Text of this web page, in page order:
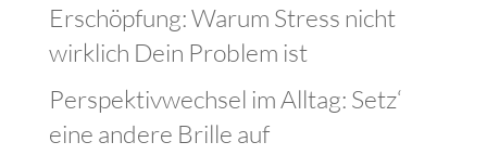
Erschöpfung: Warum Stress nicht
wirklich Dein Problem ist
Perspektivwechsel im Alltag: Setz‘
eine andere Brille auf